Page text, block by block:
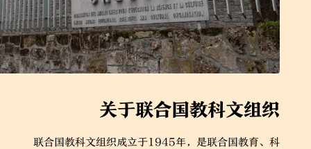
关于联合国教科文组织
联合国教科文组织成立于1945年，是联合国教育、科